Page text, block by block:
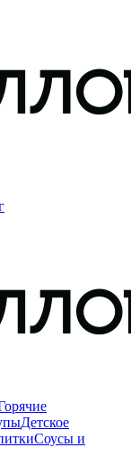
Детское
Соусы и